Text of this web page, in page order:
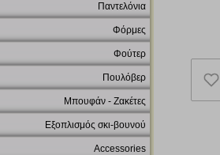
Παντελόνια
Φόρμες
Φούτερ
Πουλόβερ
Μπουφάν - Ζακέτες
Εξοπλισμός σκι-βουνού
Accessories